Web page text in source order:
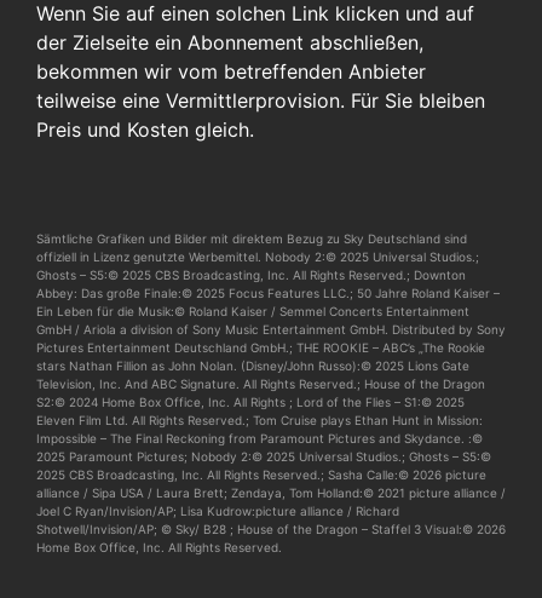
Wenn Sie auf einen solchen Link klicken und auf
der Zielseite ein Abonnement abschließen,
bekommen wir vom betreffenden Anbieter
teilweise eine Vermittlerprovision. Für Sie bleiben
Preis und Kosten gleich.
Sämtliche Grafiken und Bilder mit direktem Bezug zu Sky Deutschland sind
offiziell in Lizenz genutzte Werbemittel. Nobody 2:© 2025 Universal Studios.;
Ghosts – S5:© 2025 CBS Broadcasting, Inc. All Rights Reserved.; Downton
Abbey: Das große Finale:© 2025 Focus Features LLC.; 50 Jahre Roland Kaiser –
Ein Leben für die Musik:© Roland Kaiser / Semmel Concerts Entertainment
GmbH / Ariola a division of Sony Music Entertainment GmbH. Distributed by Sony
Pictures Entertainment Deutschland GmbH.; THE ROOKIE – ABC’s „The Rookie
stars Nathan Fillion as John Nolan. (Disney/John Russo):© 2025 Lions Gate
Television, Inc. And ABC Signature. All Rights Reserved.; House of the Dragon
S2:© 2024 Home Box Office, Inc. All Rights ; Lord of the Flies – S1:© 2025
Eleven Film Ltd. All Rights Reserved.; Tom Cruise plays Ethan Hunt in Mission:
Impossible – The Final Reckoning from Paramount Pictures and Skydance. :©
2025 Paramount Pictures; Nobody 2:© 2025 Universal Studios.; Ghosts – S5:©
2025 CBS Broadcasting, Inc. All Rights Reserved.; Sasha Calle:© 2026 picture
alliance / Sipa USA / Laura Brett; Zendaya, Tom Holland:© 2021 picture alliance /
Joel C Ryan/Invision/AP; Lisa Kudrow:picture alliance / Richard
Shotwell/Invision/AP; © Sky/ B28 ; House of the Dragon – Staffel 3 Visual:© 2026
Home Box Office, Inc. All Rights Reserved.